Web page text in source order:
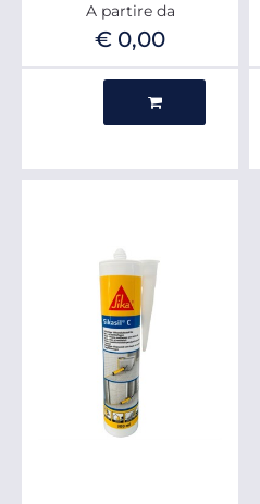
A partire da
€ 0,00